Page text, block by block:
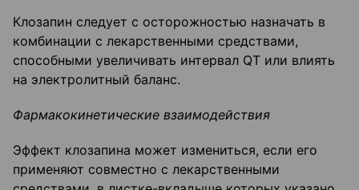
Клозапин следует с осторожностью назначать в
комбинации с лекарственными средствами,
способными увеличивать интервал QT или влиять
на электролитный баланс.
Фармакокинетические взаимодействия
Эффект клозапина может измениться, если его
применяют совместно с лекарственными